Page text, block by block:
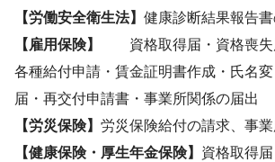
【労働安全衛生法】 健康診断結果報告
【雇用保険】
資格取得届・資格喪失
各種給付申請・賃金証明書作成・氏名
届・再交付申請書・事業所関係の届出
【労災保険】 労災保険給付の請求、事
【健康保険・厚生年金保険】 資格取得